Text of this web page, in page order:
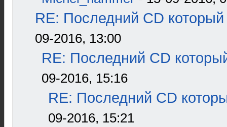
RE: Последний CD который
09-2016, 13:00
RE: Последний CD
09-2016, 15:16
RE: Последний CD
09-2016, 15:21